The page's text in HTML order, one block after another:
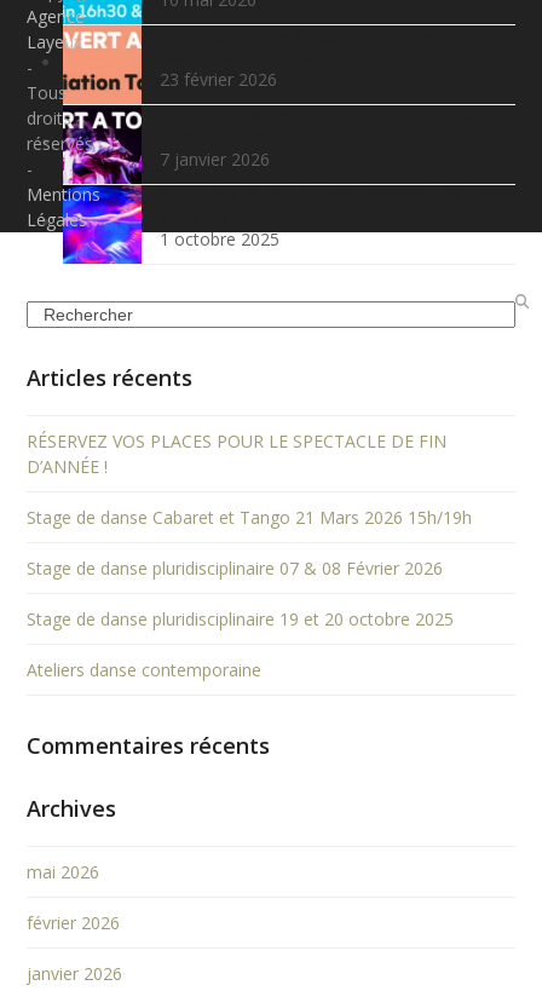
23 février 2026
7 janvier 2026
1 octobre 2025
Search
Articles récents
RÉSERVEZ VOS PLACES POUR LE SPECTACLE DE FIN
D’ANNÉE !
Stage de danse Cabaret et Tango 21 Mars 2026 15h/19h
Stage de danse pluridisciplinaire 07 & 08 Février 2026
Stage de danse pluridisciplinaire 19 et 20 octobre 2025
Ateliers danse contemporaine
Commentaires récents
Archives
mai 2026
février 2026
janvier 2026
Agence
Layeux
-
Tous
droits
réservés
-
Mentions
Légales